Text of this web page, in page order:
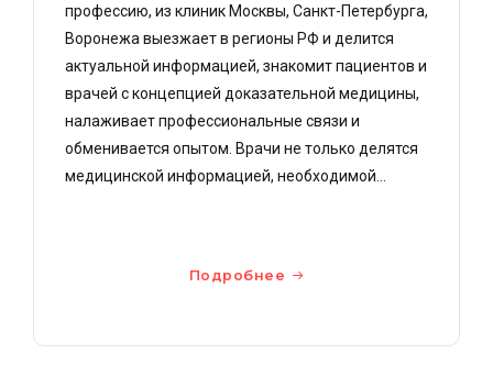
профессию, из клиник Москвы, Санкт-Петербурга,
Воронежа выезжает в регионы РФ и делится
актуальной информацией, знакомит пациентов и
врачей с концепцией доказательной медицины,
налаживает профессиональные связи и
обменивается опытом. Врачи не только делятся
медицинской информацией, необходимой...
Подробнее